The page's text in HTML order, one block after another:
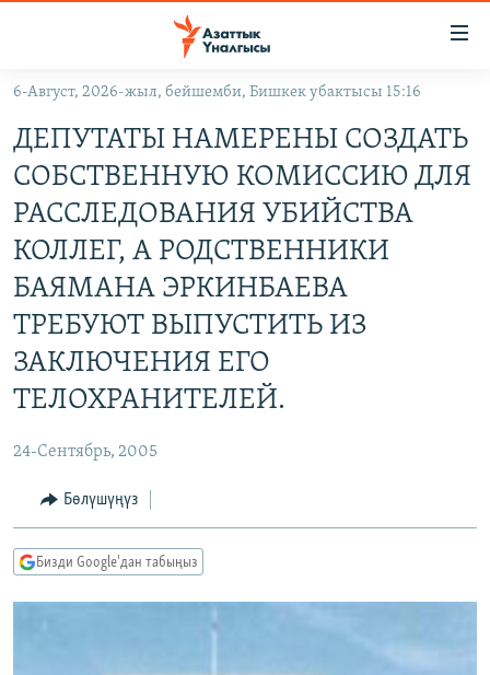
Навигацияга
өтүңүз
Издөөгө
салыңыз
КЫРГЫЗСТАН
ЭКОНОМИКА
МАДАНИЯТ
БОРБОР АЗИЯ
УКРАИНА
АТАЙЫН ИЛИКТӨӨ
ТВ ПРОГРАММАЛАР
БҮГҮН АЗАТТЫКТА
ЭКСПЕРТТЕР ТАЛДАЙТ
ЭЖЕ-СИҢДИЛЕР
АЗАТТЫК+
ПОДКАСТ
ӨЗГӨЧӨ ПИКИР
Русский
ОНЛАЙН ШЕРИНЕ
6-Август, 2026-жыл, бейшемби, Бишкек убактысы 15:16
ДЕПУТАТЫ НАМЕРЕНЫ СОЗДАТЬ
СОБСТВЕННУЮ КОМИССИЮ ДЛЯ
РАССЛЕДОВАНИЯ УБИЙСТВА
КОЛЛЕГ, А РОДСТВЕННИКИ
БАЯМАНА ЭРКИНБАЕВА
ТРЕБУЮТ ВЫПУСТИТЬ ИЗ
ЗАКЛЮЧЕНИЯ ЕГО
ТЕЛОХРАНИТЕЛЕЙ.
24-Сентябрь, 2005
Бөлүшүңүз
Бизди Google'дан табыңыз